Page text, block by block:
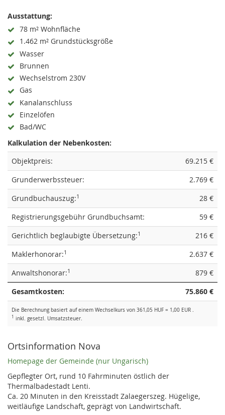
Ausstattung:
78 m² Wohnfläche
1.462 m² Grundstücksgröße
Wasser
Brunnen
Wechselstrom 230V
Gas
Kanalanschluss
Einzelöfen
Bad/WC
Kalkulation der Nebenkosten:
Objektpreis:
69.215 €
Grunderwerbssteuer:
2.769 €
Grundbuchauszug:1
28 €
Registrierungsgebühr Grundbuchsamt:
59 €
Gerichtlich beglaubigte Übersetzung:1
216 €
Maklerhonorar:1
2.637 €
Anwaltshonorar:1
879 €
Gesamtkosten:
75.860 €
Die Berechnung basiert auf einem Wechselkurs von 361,05 HUF = 1,00 EUR .
1 inkl. gesetzl. Umsatzsteuer.
Ortsinformation Nova
Homepage der Gemeinde (nur Ungarisch)
Gepflegter Ort, rund 10 Fahrminuten östlich der
Thermalbadestadt Lenti.
Ca. 20 Minuten in den Kreisstadt Zalaegerszeg. Hügelige,
weitläufige Landschaft, geprägt von Landwirtschaft.